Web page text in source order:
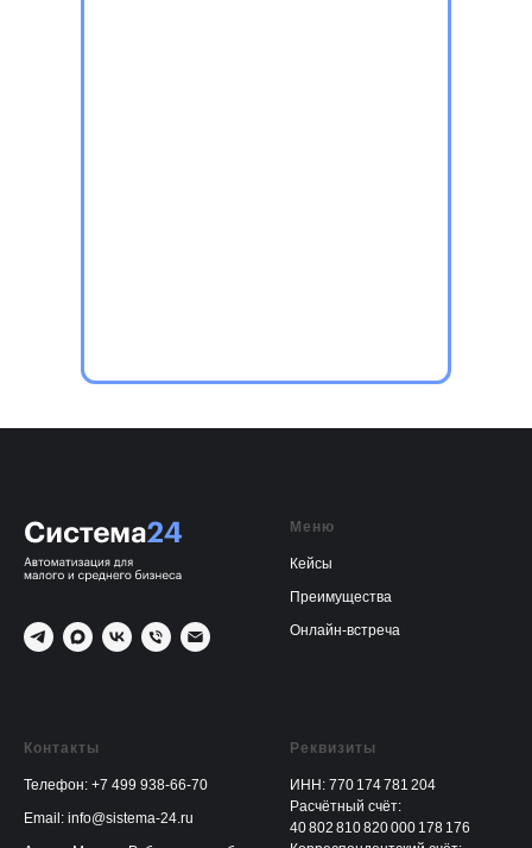
Меню
Кейсы
Преимущества
Онлайн-встреча
Контакты
Телефон: +7 499 938-66-70
Email: info@sistema-24.ru
Реквизиты
ИНН: 770 174 781 204
Расчётный счёт:
40 802 810 820 000 178 176